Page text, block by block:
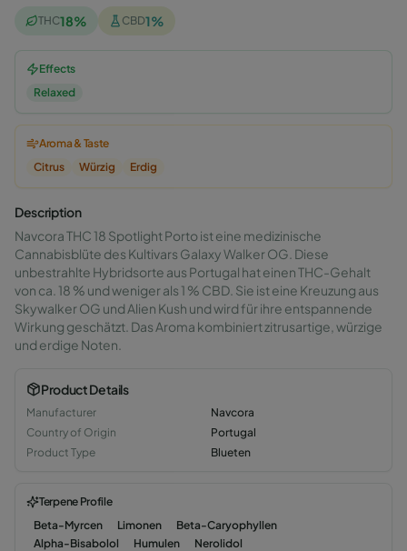
THC18% CBD1%
Effects
Relaxed
Aroma & Taste
Citrus
Würzig Erdig
Description
Navcora THC 18 Spotlight Porto ist eine medizinische
Cannabisblüte des Kultivars Galaxy Walker OG. Diese
unbestrahlte Hybridsorte aus Portugal hat einen THC-Gehalt
von ca. 18 % und weniger als 1 % CBD. Sie ist eine Kreuzung aus
Skywalker OG und Alien Kush und wird für ihre entspannende
Wirkung geschätzt. Das Aroma kombiniert zitrusartige, würzige
und erdige Noten.
Product Details
Manufacturer
Navcora
Country of Origin
Portugal
Product Type
Blueten
Terpene Profile
Beta-Myrcen
Limonen
Beta-Caryophyllen
Alpha-Bisabolol
Humulen Nerolidol